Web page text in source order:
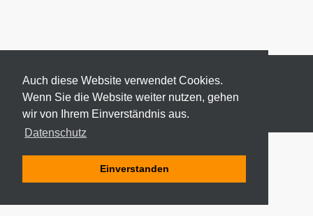
Auch diese Website verwendet Cookies.
Wenn Sie die Website weiter nutzen, gehen
wir von Ihrem Einverständnis aus.
Datenschutz
Einverstanden
© 2026 ODEKI - ALLE RECHTE VORBEHALTEN